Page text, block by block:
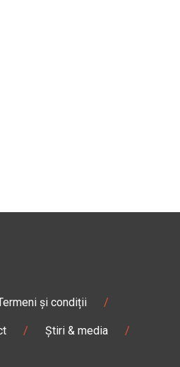
și condiții /
/ Știri & media /